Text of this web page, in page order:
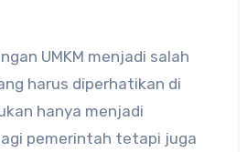
UMKM menjadi salah
harus diperhatikan di
hanya menjadi
pemerintah tetapi juga